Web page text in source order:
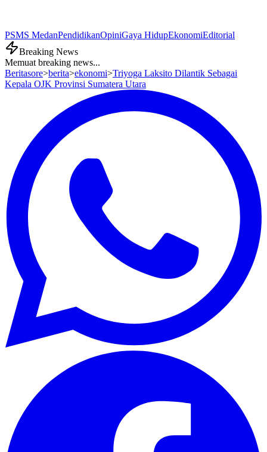
PSMS MedanPendidikanOpiniGaya HidupEkonomiEditorial
Breaking News
Memuat breaking news...
Beritasore>berita>ekonomi>Triyoga Laksito Dilantik Sebagai
Kepala OJK Provinsi Sumatera Utara